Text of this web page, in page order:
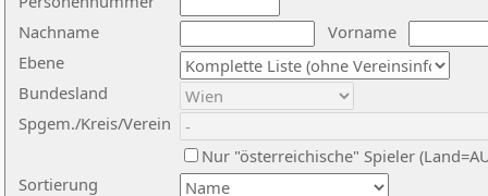
Nachname
Vorname
Ebene
Sortierung
Bundesland
Spgem./Kreis/Verein
Nur "österreichische" Spieler